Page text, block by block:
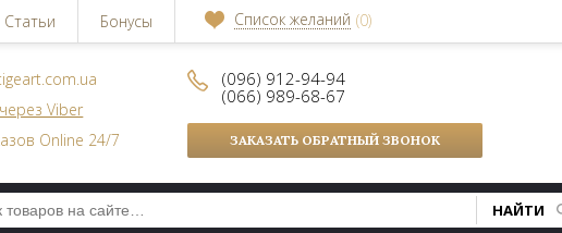
Статьи Бонусы Список желаний (0)
Viber
Online 24/7
(096) 912-94-94
(066) 989-68-67
ЗАКАЗАТЬ ОБРАТНЫЙ ЗВОНОК